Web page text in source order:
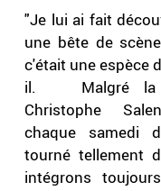
"Je lui ai fait
une bête de
c'était une espèce
il. Malgré la
Christophe
chaque samedi
tourné tellement
intégrons